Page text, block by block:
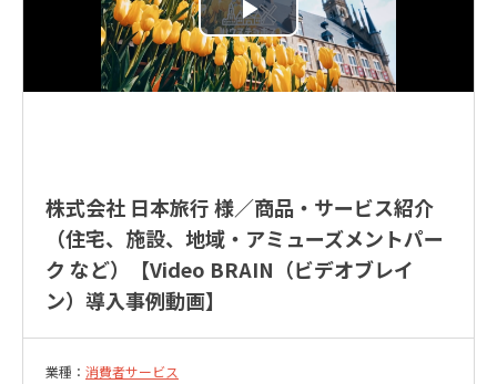
株式会社 日本旅行 様／商品・サービス紹介
（住宅、施設、地域・アミューズメントパー
ク など）【Video BRAIN（ビデオブレイ
ン）導入事例動画】
業種： 消費者サービス